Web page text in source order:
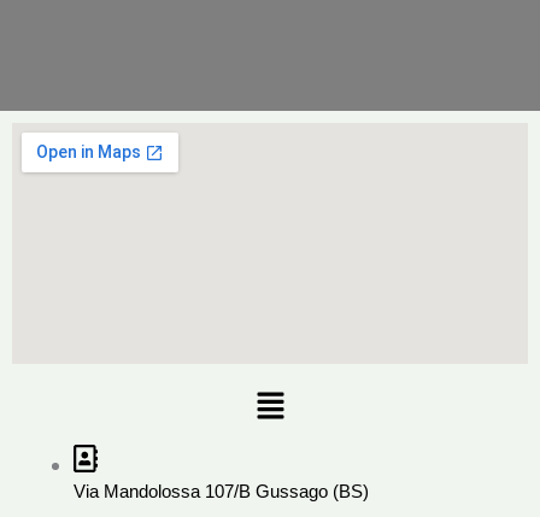
Menu
Via Mandolossa 107/B Gussago (BS)